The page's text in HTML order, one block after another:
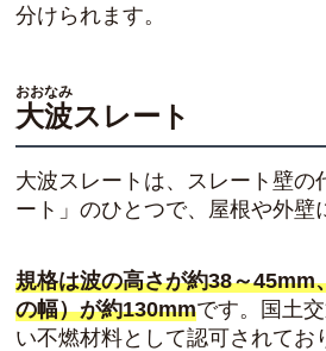
分けられます。
大波
おおなみ
スレート
大波スレートは、スレート壁の
ート」のひとつで、屋根や外壁
規格は波の高さが約38～45mm
の幅）が約130mmです。国土
い不燃材料として認可されてお